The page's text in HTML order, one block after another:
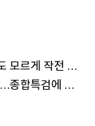
"합참 상황도에 일부 계엄군 없을 것"…尹도 모르게 작전 실행됐나
민변 "계엄군, CCTV로 국회·선관위 감시"…종합특검에 수사 촉구